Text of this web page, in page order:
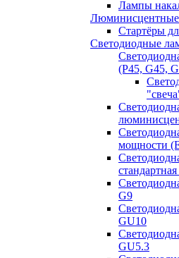
Лампы
Стартёры
Светодиодные
(P45, G45,
мощности
G9
GU10
GU5.3